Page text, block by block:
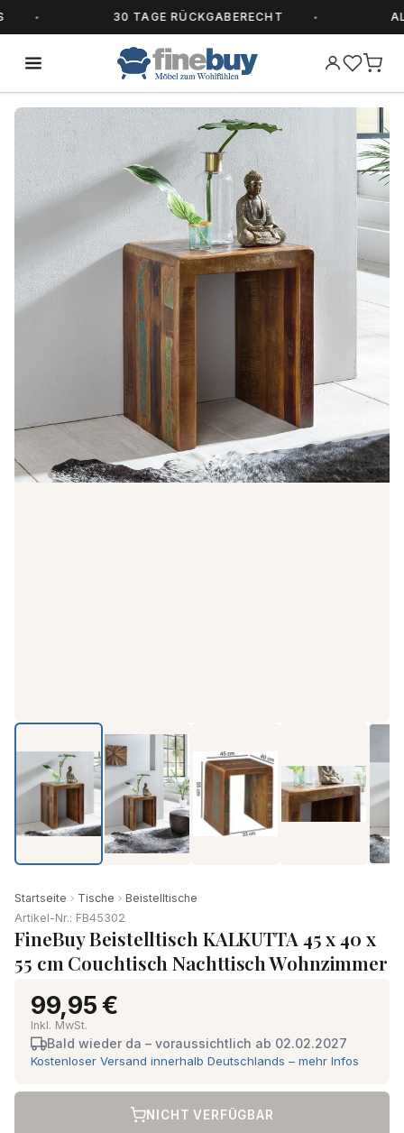
30 TAGE RÜCKGABERECHT
Startseite Tische
Beistelltische
Artikel-Nr.: FB45302
FineBuy Beistelltisch KALKUTTA 45 x 40 x
55 cm Couchtisch Nachttisch Wohnzimmer
99,95 €
Inkl. MwSt.
Bald wieder da – voraussichtlich ab 02.02.2027
Kostenloser Versand innerhalb Deutschlands – mehr Infos
NICHT VERFÜGBAR